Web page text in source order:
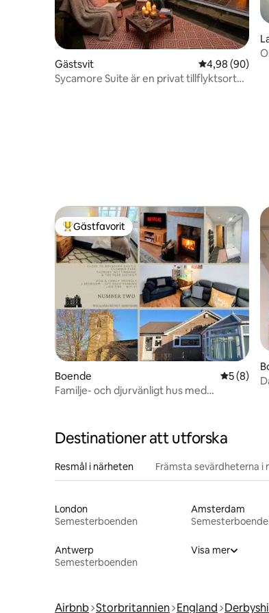
Gästsvit 4,98 av 5 i
4,98 (90)
Sycamore Suite är en privat tillflyktsort
Populär gästfavorit
Gästfavorit
Boende 5 av 5 i
5 (8)
Familje- och djurvänligt hus med
Destinationer att utforska
Resmål i närheten Främsta sevärdheterna i
London
Semesterboenden
Amsterdam
Antwerp
Semesterboenden
Visa mer
Airbnb Storbritannien England